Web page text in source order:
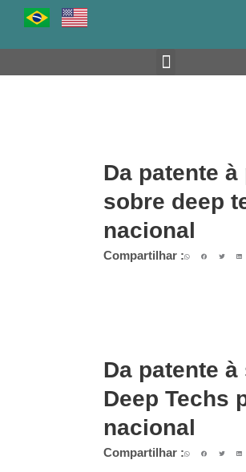
o
Da patente
sobre deep
nacional
Compartilhar :
Da patente
Deep Techs
nacional
Compartilhar :